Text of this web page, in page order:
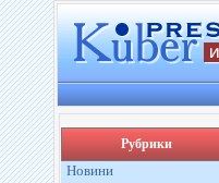
Рубрики
Новини